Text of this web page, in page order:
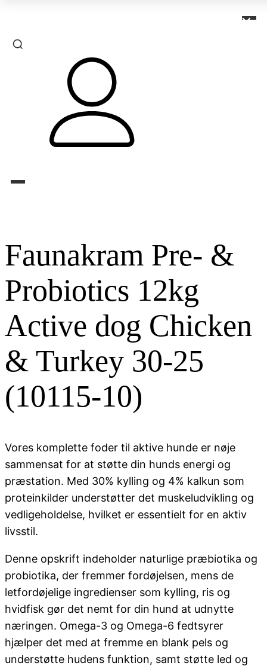
Faunakram Pre- &
Probiotics 12kg
Active dog Chicken
& Turkey 30-25
(10115-10)
Vores komplette foder til aktive hunde er nøje
sammensat for at støtte din hunds energi og
præstation. Med 30% kylling og 4% kalkun som
proteinkilder understøtter det muskeludvikling og
vedligeholdelse, hvilket er essentielt for en aktiv
livsstil.
Denne opskrift indeholder naturlige præbiotika og
probiotika, der fremmer fordøjelsen, mens de
letfordøjelige ingredienser som kylling, ris og
hvidfisk gør det nemt for din hund at udnytte
næringen. Omega-3 og Omega-6 fedtsyrer
hjælper det med at fremme en blank pels og
understøtte hudens funktion, samt støtte led og
×